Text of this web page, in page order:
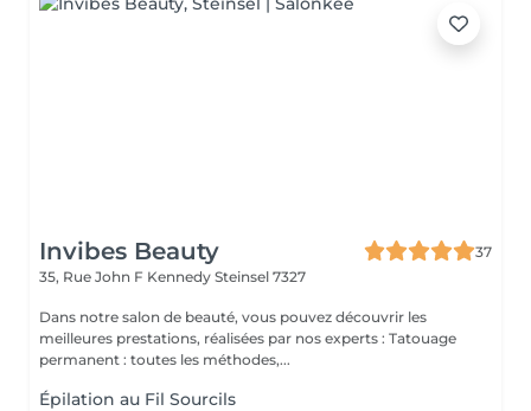
Invibes Beauty
37
35, Rue John F Kennedy Steinsel 7327
Dans notre salon de beauté, vous pouvez découvrir les
meilleures prestations, réalisées par nos experts : Tatouage
permanent : toutes les méthodes,...
Épilation au Fil Sourcils